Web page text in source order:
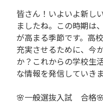
皆さん！いよいよ新し
ましたね。この時期は
が高まる季節です。高
充実させるために、今
か？これからの学校生
な情報を発信していきま
🌸一般選抜入試 合格🌸